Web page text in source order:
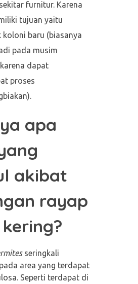
furnitur. Karena
tujuan yaitu
koloni baru (biasanya
pada musim
dapat
proses
apa
akibat
rayap
seringkali
area yang terdapat
Seperti terdapat di